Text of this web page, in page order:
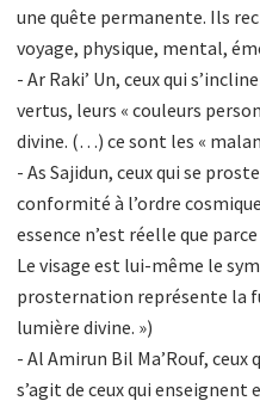
une quête permanente. Ils
voyage, physique, mental,
- Ar Raki’ Un, ceux qui
vertus, leurs « couleurs
divine. (…) ce sont les «
- As Sajidun, ceux qui se
conformité à l’ordre
essence n’est réelle que
Le visage est lui-même le
prosternation représente la
lumière divine. »)
- Al Amirun Bil Ma’Rouf,
s’agit de ceux qui